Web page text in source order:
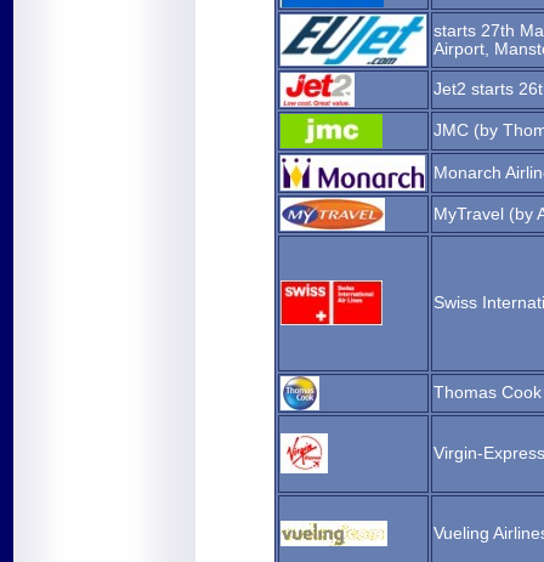
starts 27th
Airport,
Jet2 starts
JMC (by
Monarch
MyTravel (by
Swiss
Thomas
Virgin-Express
Vueling